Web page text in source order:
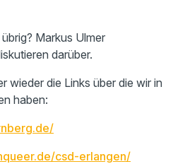
Markus Ulmer
darüber.
wieder die Links über die wir in
haben:
csd-erlangen/